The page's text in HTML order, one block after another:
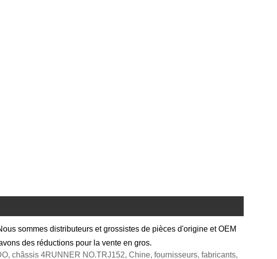
sommes distributeurs et grossistes de pièces d'origine et OEM
des réductions pour la vente en gros.
châssis 4RUNNER NO.TRJ152, Chine, fournisseurs, fabricants,